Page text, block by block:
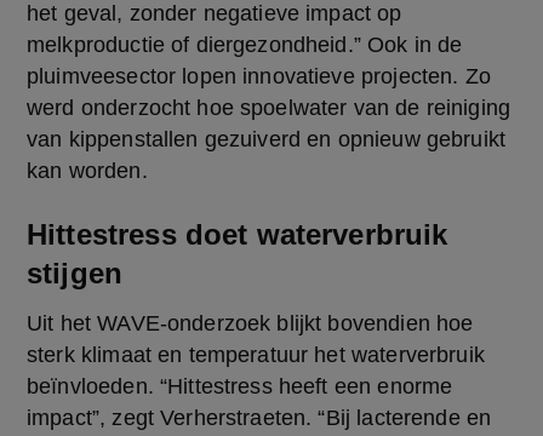
het geval, zonder negatieve impact op
melkproductie of diergezondheid.” Ook in de
pluimveesector lopen innovatieve projecten. Zo
werd onderzocht hoe spoelwater van de reiniging
van kippenstallen gezuiverd en opnieuw gebruikt
kan worden.
Hittestress doet waterverbruik
stijgen
Uit het WAVE-onderzoek blijkt bovendien hoe
sterk klimaat en temperatuur het waterverbruik
beïnvloeden. “Hittestress heeft een enorme
impact”, zegt Verherstraeten. “Bij lacterende en